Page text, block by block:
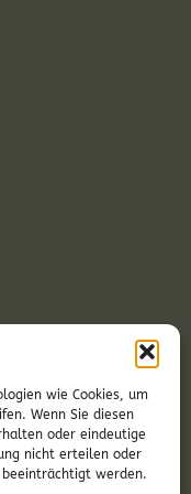
wie Cookies, um
Wenn Sie diesen
oder eindeutige
nicht erteilen oder
beeinträchtigt werden.